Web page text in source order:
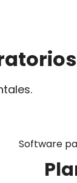
Software